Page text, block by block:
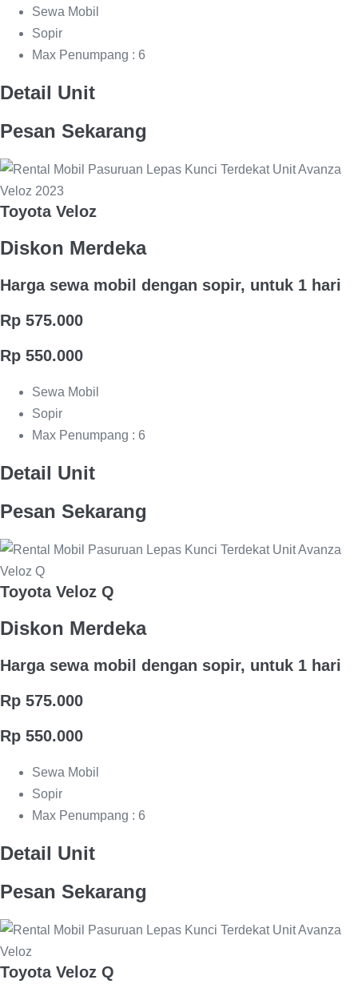
Sewa Mobil
Sopir
Max Penumpang : 6
Detail Unit
Pesan Sekarang
Toyota Veloz
Diskon Merdeka
Harga sewa mobil dengan sopir, untuk 1 hari
Rp 575.000
Rp 550.000
Sewa Mobil
Sopir
Max Penumpang : 6
Detail Unit
Pesan Sekarang
Toyota Veloz Q
Diskon Merdeka
Harga sewa mobil dengan sopir, untuk 1 hari
Rp 575.000
Rp 550.000
Sewa Mobil
Sopir
Max Penumpang : 6
Detail Unit
Pesan Sekarang
Toyota Veloz Q